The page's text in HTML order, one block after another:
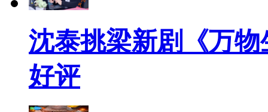
沈泰挑梁新剧《万
好评